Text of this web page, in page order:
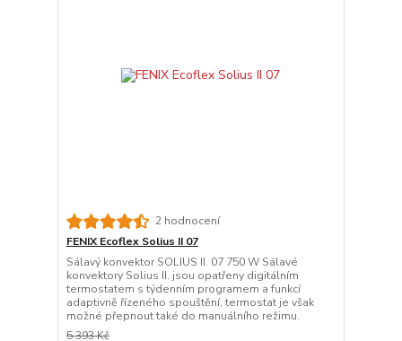
2 hodnocení
FENIX Ecoflex Solius II 07
Sálavý konvektor SOLIUS II. 07 750 W Sálavé
konvektory Solius II. jsou opatřeny digitálním
termostatem s týdenním programem a funkcí
adaptivně řízeného spouštění, termostat je však
možné přepnout také do manuálního režimu.
5 393 Kč